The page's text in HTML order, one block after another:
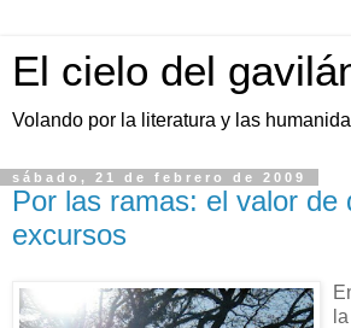
El cielo del
Volando por la literatura y las
sábado, 21 de febrero de 2009
Por las ramas: el valor de
excursos